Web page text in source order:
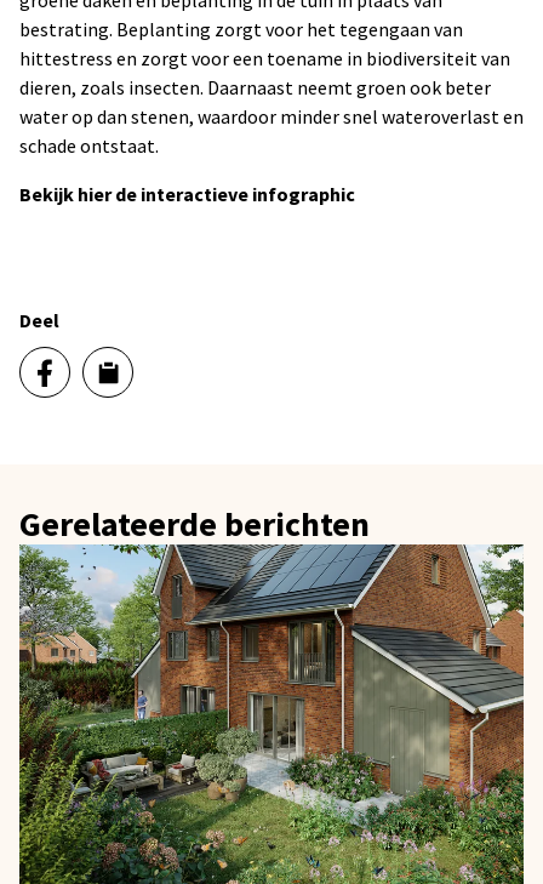
bestrating. Beplanting zorgt voor het tegengaan van
hittestress en zorgt voor een toename in biodiversiteit van
dieren, zoals insecten. Daarnaast neemt groen ook beter
water op dan stenen, waardoor minder snel wateroverlast en
schade ontstaat.
Bekijk hier de interactieve infographic
Deel
Gerelateerde berichten